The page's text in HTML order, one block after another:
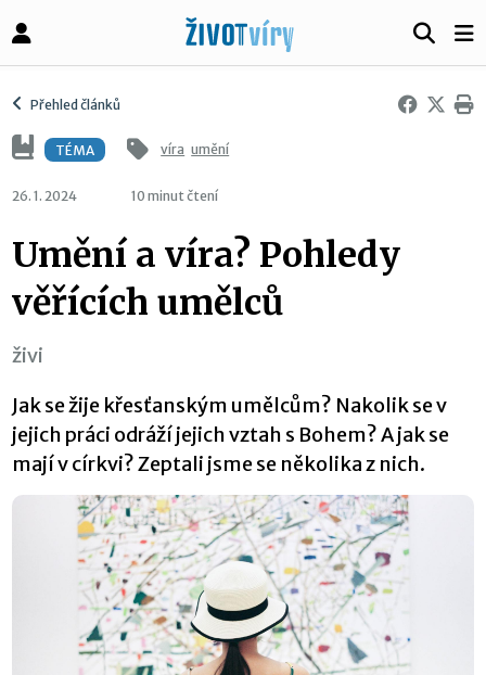
Přehled článků
TÉMA víra umění
26. 1. 2024 10 minut čtení
Umění a víra? Pohledy
věřících umělců
živi
Jak se žije křesťanským umělcům? Nakolik se v
jejich práci odráží jejich vztah s Bohem? A jak se
mají v církvi? Zeptali jsme se několika z nich.